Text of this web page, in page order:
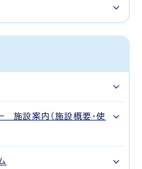
施設案内（施設概要・使